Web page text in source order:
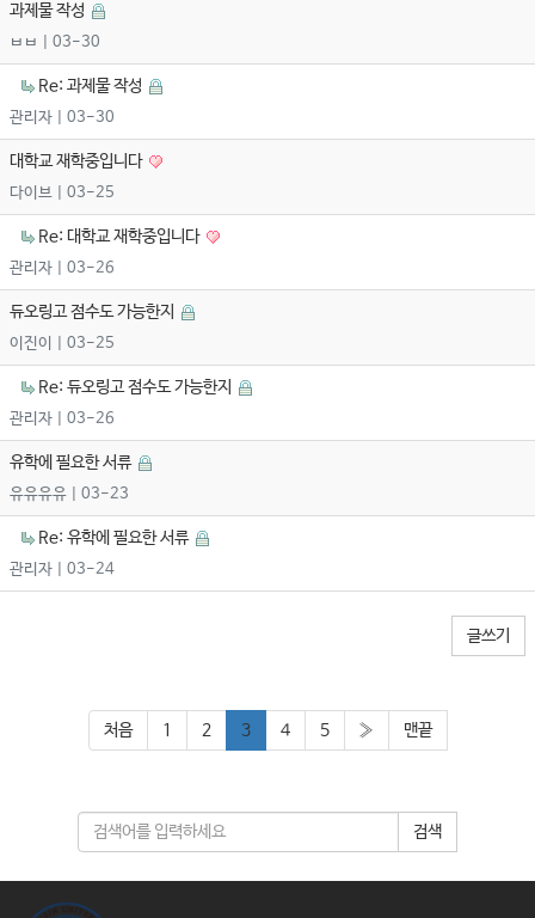
과제물 작성
ㅂㅂ | 03-30
Re: 과제물 작성
관리자 | 03-30
대학교 재학중입니다
다이브 | 03-25
Re: 대학교 재학중입니다
관리자 | 03-26
듀오링고 점수도 가능한지
이진이 | 03-25
Re: 듀오링고 점수도 가능한지
관리자 | 03-26
유학에 필요한 서류
유유유유 | 03-23
Re: 유학에 필요한 서류
관리자 | 03-24
글쓰기
처음 1 2 3 4 5 » 맨끝
검색